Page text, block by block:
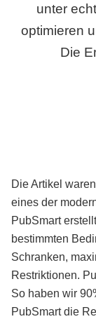
unter
optimieren
Die
Die Artikel
eines der
PubSmart
bestimmten
Schranken,
Restriktionen.
So haben wir
PubSmart die